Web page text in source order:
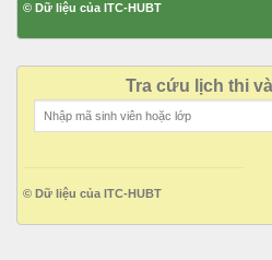
© Dữ liệu của ITC-HUBT
Tra cứu lịch thi
© Dữ liệu của ITC-HUBT